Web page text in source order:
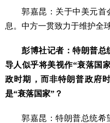
郭嘉昆：关于中美元首
息。中方一贯致力于维护全
彭博社记者：特朗普总
导人似乎将美视作“衰落国
政时期，而非特朗普政府
是“衰落国家”？
郭嘉昆：特朗普总统希